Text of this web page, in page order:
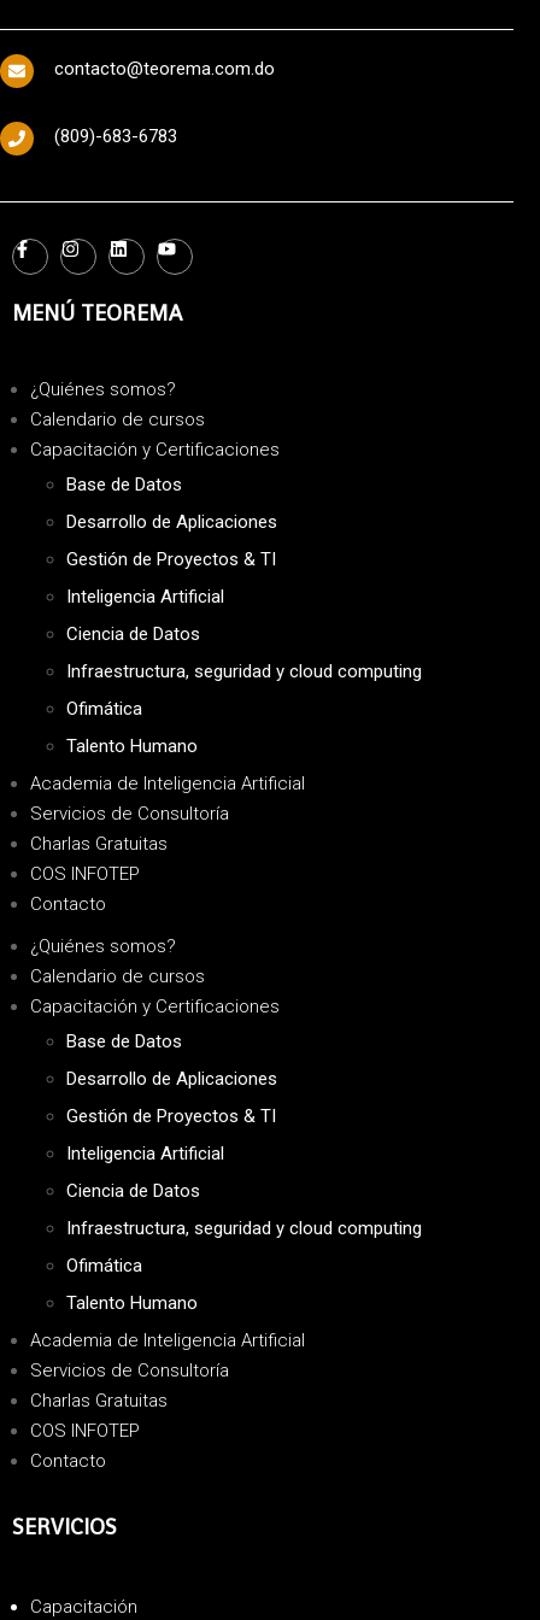
contacto@teorema.com.do
(809)-683-6783
MENÚ TEOREMA
¿Quiénes somos?
Calendario de cursos
Capacitación y Certificaciones
Base de Datos
Desarrollo de Aplicaciones
Gestión de Proyectos & TI
Inteligencia Artificial
Ciencia de Datos
Infraestructura, seguridad y cloud computing
Ofimática
Talento Humano
Academia de Inteligencia Artificial
Servicios de Consultoría
Charlas Gratuitas
COS INFOTEP
Contacto
¿Quiénes somos?
Calendario de cursos
Capacitación y Certificaciones
Base de Datos
Desarrollo de Aplicaciones
Gestión de Proyectos & TI
Inteligencia Artificial
Ciencia de Datos
Infraestructura, seguridad y cloud computing
Ofimática
Talento Humano
Academia de Inteligencia Artificial
Servicios de Consultoría
Charlas Gratuitas
COS INFOTEP
Contacto
SERVICIOS
Capacitación